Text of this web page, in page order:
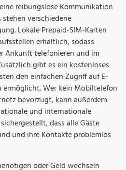
reibungslose Kommunikation
verschiedene
Lokale Prepaid-SIM-Karten
erhältlich, sodass
Ankunft telefonieren und im
gibt es ein kostenloses
den einfachen Zugriff auf E-
ermöglicht. Wer kein Mobiltelefon
bevorzugt, kann außerdem
und internationale
dass alle Gäste
und ihre Kontakte problemlos
oder Geld wechseln